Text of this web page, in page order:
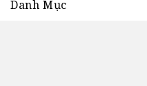
Danh Mục